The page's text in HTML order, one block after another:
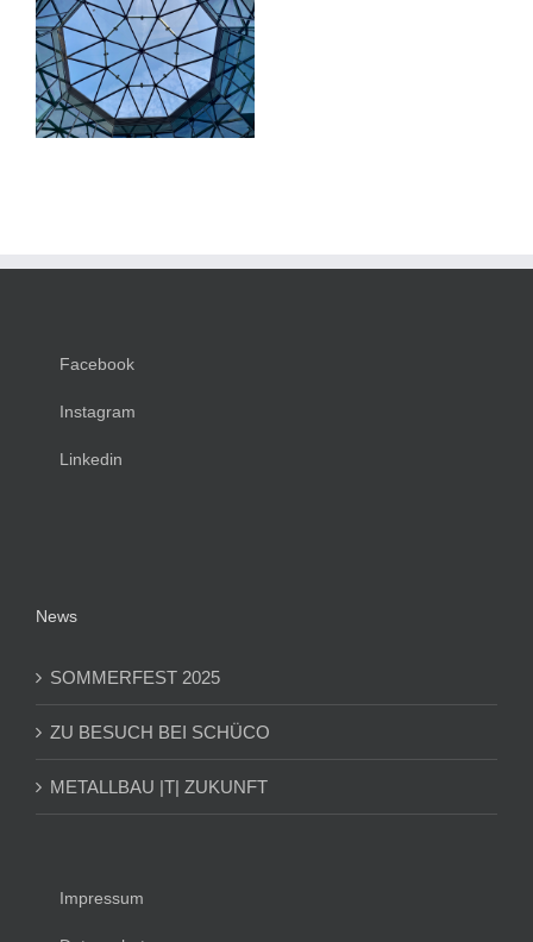
Glasdachkonstruktionen
Facebook
Instagram
Linkedin
News
SOMMERFEST 2025
ZU BESUCH BEI SCHÜCO
METALLBAU |T| ZUKUNFT
Impressum